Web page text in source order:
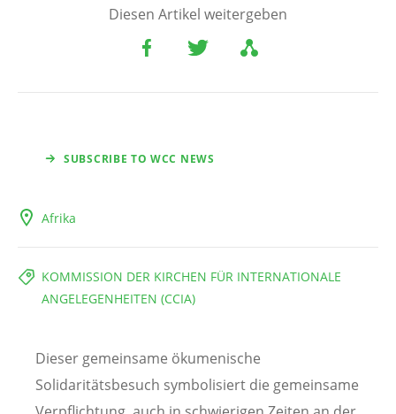
Diesen Artikel weitergeben
SUBSCRIBE TO WCC NEWS
Afrika
KOMMISSION DER KIRCHEN FÜR INTERNATIONALE
ANGELEGENHEITEN (CCIA)
Dieser gemeinsame ökumenische
Solidaritätsbesuch symbolisiert die gemeinsame